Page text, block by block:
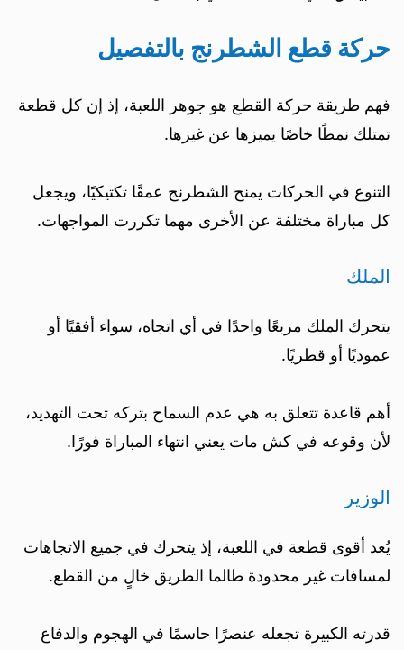
حركة قطع الشطرنج بالتفصيل
فهم طريقة حركة القطع هو جوهر اللعبة، إذ إن كل قطعة
تمتلك نمطًا خاصًا يميزها عن غيرها.
التنوع في الحركات يمنح الشطرنج عمقًا تكتيكيًا، ويجعل
كل مباراة مختلفة عن الأخرى مهما تكررت المواجهات.
الملك
يتحرك الملك مربعًا واحدًا في أي اتجاه، سواء أفقيًا أو
عموديًا أو قطريًا.
أهم قاعدة تتعلق به هي عدم السماح بتركه تحت التهديد،
لأن وقوعه في كش مات يعني انتهاء المباراة فورًا.
الوزير
يُعد أقوى قطعة في اللعبة، إذ يتحرك في جميع الاتجاهات
لمسافات غير محدودة طالما الطريق خالٍ من القطع.
قدرته الكبيرة تجعله عنصرًا حاسمًا في الهجوم والدفاع